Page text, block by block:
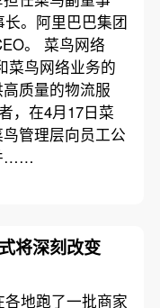
。阿里巴巴集团
。 菜鸟网络
菜鸟网络业务的
质量的物流服
，在4月17日菜
管理层向员工公
……
将深刻改变
地跑了一批商家